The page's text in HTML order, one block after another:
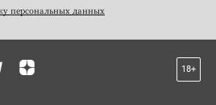
персональных данных
18+